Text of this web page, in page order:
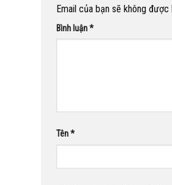
Email của bạn sẽ không được
Bình luận*
Tên*